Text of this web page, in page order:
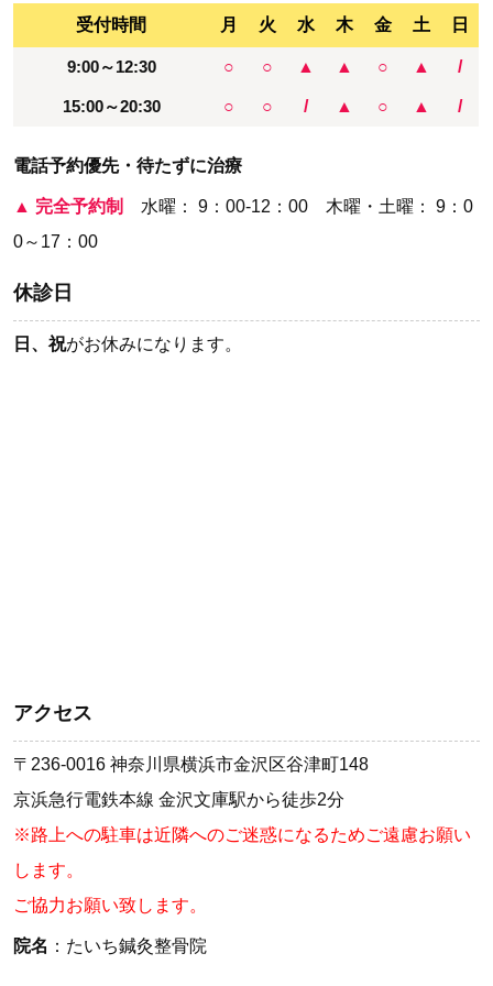
受付時間 月 火 水 木 金 土 日
9:00～12:30 ○ ○ ▲ ▲ ○ ▲ /
15:00～20:30 ○ ○ / ▲ ○ ▲ /
電話予約優先・待たずに治療
▲ 完全予約制 水曜： 9：00-12：00 木曜・土曜： 9：0
0～17：00
休診日
日、祝がお休みになります。
アクセス
〒236-0016 神奈川県横浜市金沢区谷津町148
京浜急行電鉄本線 金沢文庫駅から徒歩2分
※路上への駐車は近隣へのご迷惑になるためご遠慮お願い
します。
ご協力お願い致します。
院名 ：たいち鍼灸整骨院